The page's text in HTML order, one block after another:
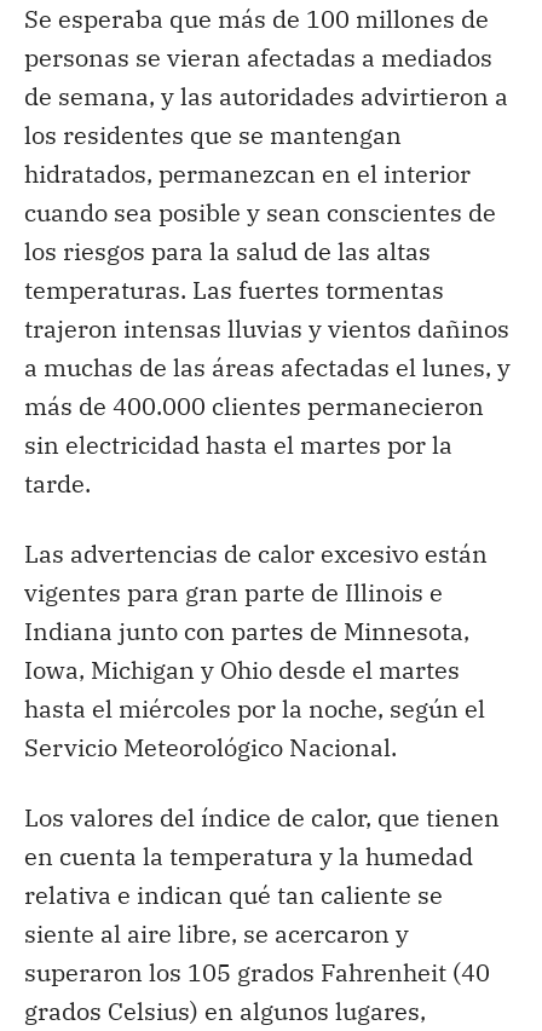
Se esperaba que más de 100 millones de
personas se vieran afectadas a mediados
de semana, y las autoridades advirtieron a
los residentes que se mantengan
hidratados, permanezcan en el interior
cuando sea posible y sean conscientes de
los riesgos para la salud de las altas
temperaturas. Las fuertes tormentas
trajeron intensas lluvias y vientos dañinos
a muchas de las áreas afectadas el lunes, y
más de 400.000 clientes permanecieron
sin electricidad hasta el martes por la
tarde.
Las advertencias de calor excesivo están
vigentes para gran parte de Illinois e
Indiana junto con partes de Minnesota,
Iowa, Michigan y Ohio desde el martes
hasta el miércoles por la noche, según el
Servicio Meteorológico Nacional.
Los valores del índice de calor, que tienen
en cuenta la temperatura y la humedad
relativa e indican qué tan caliente se
siente al aire libre, se acercaron y
superaron los 105 grados Fahrenheit (40
grados Celsius) en algunos lugares,